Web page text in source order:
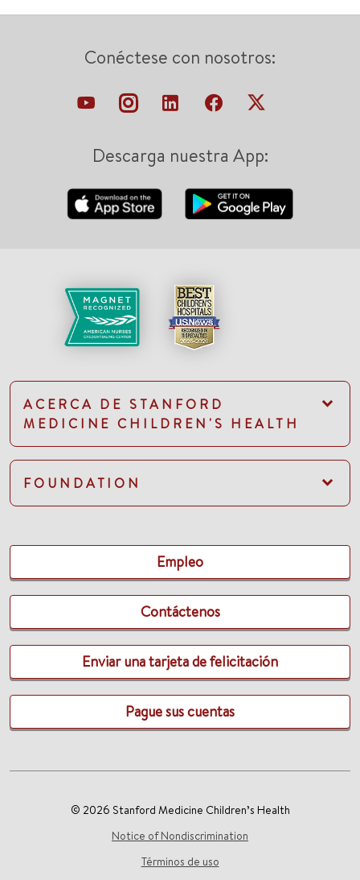
Conéctese con nosotros:
Descarga nuestra App:
ACERCA DE STANFORD
MEDICINE CHILDREN'S HEALTH
FOUNDATION
Empleo
Contáctenos
Enviar una tarjeta de felicitación
Pague sus cuentas
© 2026 Stanford Medicine Children’s Health
Notice of Nondiscrimination
Términos de uso